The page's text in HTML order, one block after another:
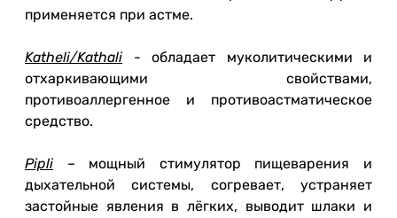
применяется при астме.
Katheli/Kathali - обладает муколитическими и
отхаркивающими свойствами,
противоаллергенное и противоастматическое
средство.
Pipli – мощный стимулятор пищеварения и
дыхательной системы, согревает, устраняет
застойные явления в лёгких, выводит шлаки и